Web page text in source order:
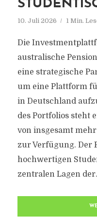
10. Juli 2026 1 Min.
Die
australische
eine strategische
um eine Plattform
in Deutschland
des Portfolios steht
von insgesamt
zur Verfügung. Der
hochwertigen
zentralen Lagen